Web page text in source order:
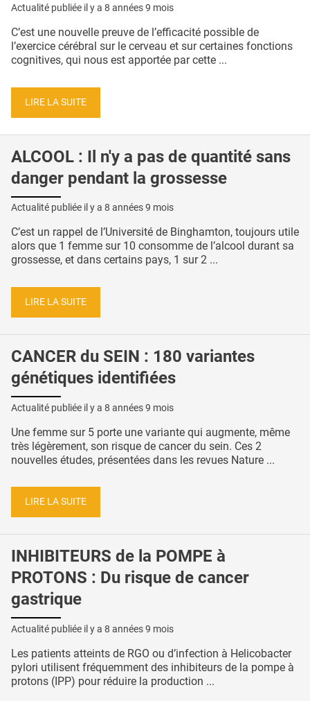
Actualité publiée il y a 8 années 9 mois
C’est une nouvelle preuve de l’efficacité possible de
l’exercice cérébral sur le cerveau et sur certaines fonctions
cognitives, qui nous est apportée par cette ...
LIRE LA SUITE
ALCOOL : Il n'y a pas de quantité sans
danger pendant la grossesse
Actualité publiée il y a 8 années 9 mois
C’est un rappel de l’Université de Binghamton, toujours utile
alors que 1 femme sur 10 consomme de l’alcool durant sa
grossesse, et dans certains pays, 1 sur 2 ...
LIRE LA SUITE
CANCER du SEIN : 180 variantes
génétiques identifiées
Actualité publiée il y a 8 années 9 mois
Une femme sur 5 porte une variante qui augmente, même
très légèrement, son risque de cancer du sein. Ces 2
nouvelles études, présentées dans les revues Nature ...
LIRE LA SUITE
INHIBITEURS de la POMPE à
PROTONS : Du risque de cancer
gastrique
Actualité publiée il y a 8 années 9 mois
Les patients atteints de RGO ou d’infection à Helicobacter
pylori utilisent fréquemment des inhibiteurs de la pompe à
protons (IPP) pour réduire la production ...